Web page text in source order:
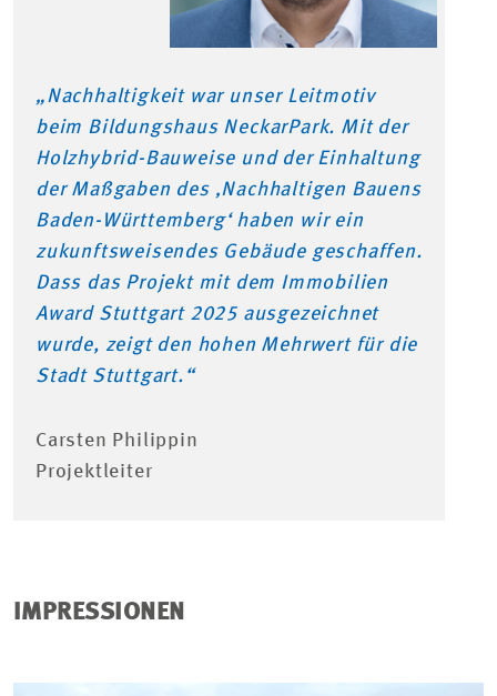
„Nachhaltigkeit war unser Leitmotiv
beim Bildungshaus NeckarPark. Mit der
Holzhybrid-Bauweise und der Einhaltung
der Maßgaben des ‚Nachhaltigen Bauens
Baden-Württemberg‘ haben wir ein
zukunftsweisendes Gebäude geschaffen.
Dass das Projekt mit dem Immobilien
Award Stuttgart 2025 ausgezeichnet
wurde, zeigt den hohen Mehrwert für die
Stadt Stuttgart.“
Carsten Philippin
Projektleiter
IMPRESSIONEN